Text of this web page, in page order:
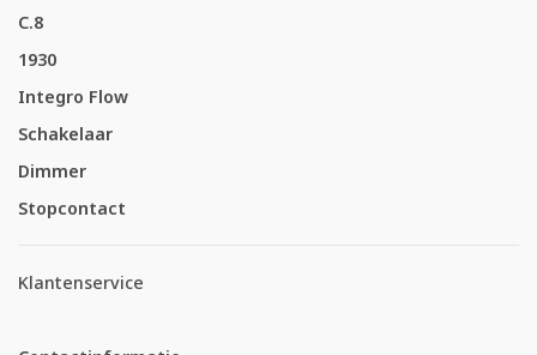
C.8
1930
Integro Flow
Schakelaar
Dimmer
Stopcontact
Klantenservice